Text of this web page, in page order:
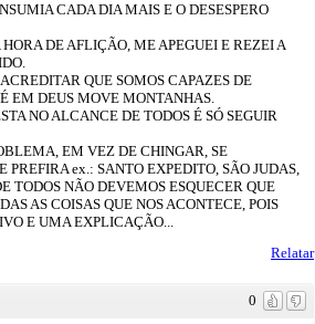
CADA DIA MAIS E O DESESPERO
DE AFLIÇÃO, ME APEGUEI E REZEI A
QUE SOMOS CAPAZES DE
EM DEUS MOVE MONTANHAS.
NO ALCANCE DE TODOS É SÓ SEGUIR
EM VEZ DE CHINGAR, SE
PREFIRA ex.: SANTO EXPEDITO, SÃO JUDAS,
TODOS NÃO DEVEMOS ESQUECER QUE
AS COISAS QUE NOS ACONTECE, POIS
E UMA EXPLICAÇÃO...
Relatar
0